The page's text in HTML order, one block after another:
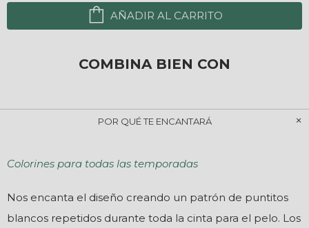
AÑADIR AL CARRITO
COMBINA BIEN CON
POR QUÉ TE ENCANTARÁ
Colorines para todas las temporadas
Nos encanta el diseño creando un patrón de puntitos
blancos repetidos durante toda la cinta para el pelo. Los